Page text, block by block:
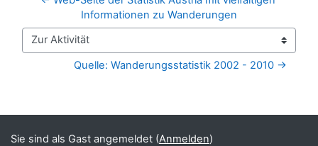
Informationen zu Wanderungen
Zur Aktivität
Quelle: Wanderungsstatistik 2002 - 2010 →
Ergänzungsblöcke
Sie sind als Gast angemeldet (Anmelden)